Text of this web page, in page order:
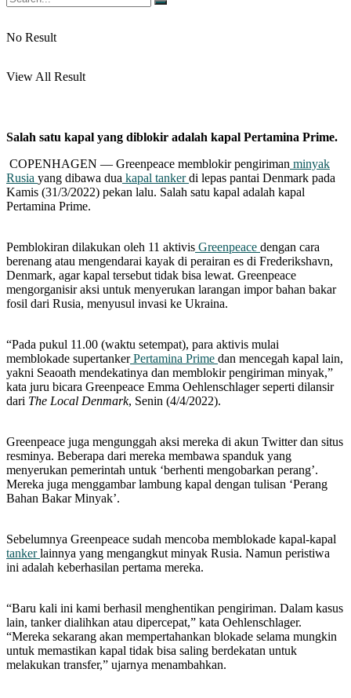
No Result
View All Result
Salah satu kapal yang diblokir adalah kapal Pertamina Prime.
COPENHAGEN — Greenpeace memblokir pengiriman minyak
Rusia yang dibawa dua kapal tankerdi lepas pantai Denmark pada
Kamis (31/3/2022) pekan lalu. Salah satu kapal adalah kapal
Pertamina Prime.
Pemblokiran dilakukan oleh 11 aktivis Greenpeace dengan cara
berenang atau mengendarai kayak di perairan es di Frederikshavn,
Denmark, agar kapal tersebut tidak bisa lewat. Greenpeace
mengorganisir aksi untuk menyerukan larangan impor bahan bakar
fosil dari Rusia, menyusul invasi ke Ukraina.
“Pada pukul 11.00 (waktu setempat), para aktivis mulai
memblokade supertankerPertamina Prime dan mencegah kapal lain,
yakni Seaoath mendekatinya dan memblokir pengiriman minyak,”
kata juru bicara Greenpeace Emma Oehlenschlager seperti dilansir
dari The Local Denmark, Senin (4/4/2022).
Greenpeace juga mengunggah aksi mereka di akun Twitter dan situs
resminya. Beberapa dari mereka membawa spanduk yang
menyerukan pemerintah untuk ‘berhenti mengobarkan perang’.
Mereka juga menggambar lambung kapal dengan tulisan ‘Perang
Bahan Bakar Minyak’.
Sebelumnya Greenpeace sudah mencoba memblokade kapal-kapal
tankerlainnya yang mengangkut minyak Rusia. Namun peristiwa
ini adalah keberhasilan pertama mereka.
“Baru kali ini kami berhasil menghentikan pengiriman. Dalam kasus
lain, tanker dialihkan atau dipercepat,” kata Oehlenschlager.
“Mereka sekarang akan mempertahankan blokade selama mungkin
untuk memastikan kapal tidak bisa saling berdekatan untuk
melakukan transfer,” ujarnya menambahkan.